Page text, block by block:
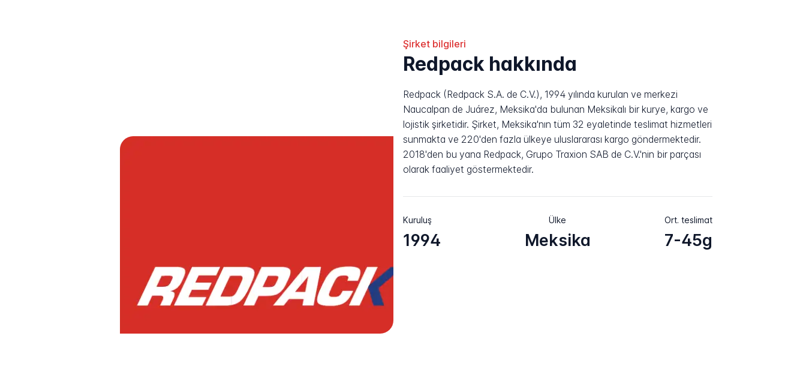
Şirket bilgileri
Redpack hakkında
Redpack (Redpack S.A. de C.V.), 1994 yılında kurulan ve merkezi
Naucalpan de Juárez, Meksika'da bulunan Meksikalı bir kurye, kargo ve
lojistik şirketidir. Şirket, Meksika'nın tüm 32 eyaletinde teslimat hizmetleri
sunmakta ve 220'den fazla ülkeye uluslararası kargo göndermektedir.
2018'den bu yana Redpack, Grupo Traxion SAB de C.V.'nin bir parçası
olarak faaliyet göstermektedir.
Kuruluş
1994
Ülke
Meksika
Ort. teslimat
7-45g